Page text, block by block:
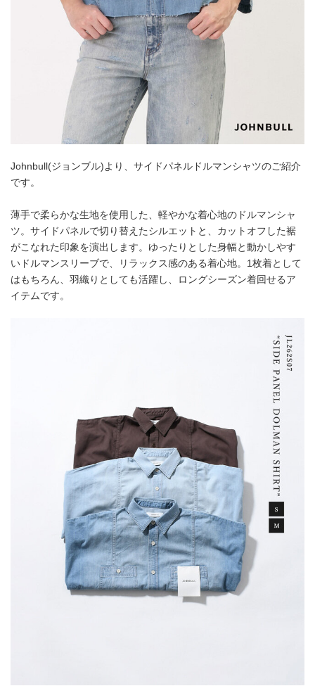
Johnbull(ジョンブル)より、サイドパネルドルマンシャツのご紹介
です。
薄手で柔らかな生地を使用した、軽やかな着心地のドルマンシャ
ツ。サイドパネルで切り替えたシルエットと、カットオフした裾
がこなれた印象を演出します。ゆったりとした身幅と動かしやす
いドルマンスリーブで、リラックス感のある着心地。1枚着として
はもちろん、羽織りとしても活躍し、ロングシーズン着回せるア
イテムです。